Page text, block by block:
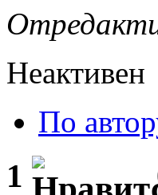
Неактивен
По
1